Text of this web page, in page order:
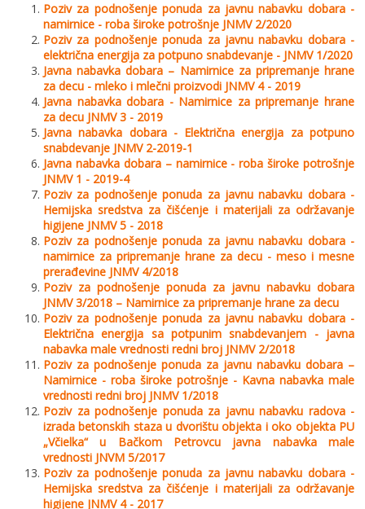
Poziv za podnošenјe ponuda za javnu nabavku dobara -
namirnice - roba široke potrošnje JNMV 2/2020
Poziv za podnošenјe ponuda za javnu nabavku dobara -
električna energija za potpuno snabdevanјe - JNMV 1/2020
Javna nabavka dobara – Namirnice za pripremanјe hrane
za decu - mleko i mlečni proizvodi JNMV 4 - 2019
Javna nabavka dobara - Namirnice za pripremanje hrane
za decu JNMV 3 - 2019
Javna nabavka dobara - Električna energija za potpuno
snabdevanje JNMV 2-2019-1
Javna nabavka dobara – namirnice - roba široke potrošnje
JNMV 1 - 2019-4
Poziv za podnošenјe ponuda za javnu nabavku dobara -
Hemijska sredstva za čišćenјe i materijali za održavanјe
higijene JNMV 5 - 2018
Poziv za podnošenјe ponuda za javnu nabavku dobara -
namirnice za pripremanјe hrane za decu - meso i mesne
prerađevine JNMV 4/2018
Poziv za podnošenјe ponuda za javnu nabavku dobara
JNMV 3/2018 – Namirnice za pripremanјe hrane za decu
Poziv za podnošenje ponuda za javnu nabavku dobara -
Električna energija sa potpunim snabdevanjem - javna
nabavka male vrednosti redni broj JNMV 2/2018
Poziv za podnošenјe ponuda za javnu nabavku dobara –
Namirnice - roba široke potrošnјe - Kavna nabavka male
vrednosti redni broj JNMV 1/2018
Poziv za podnošenje ponuda za javnu nabavku radova -
izrada betonskih staza u dvorištu objekta i oko objekta PU
„Včielka“ u Bačkom Petrovcu javna nabavka male
vrednosti JNVM 5/2017
Poziv za podnošenje ponuda za javnu nabavku dobara -
Hemijska sredstva za čišćenje i materijali za održavanje
higijene JNMV 4 - 2017